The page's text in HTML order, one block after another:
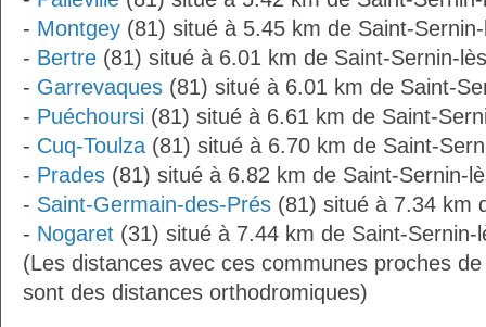
- Montgey (81) situé à 5.45 km de Saint-
- Bertre (81) situé à 6.01 km de Saint-Sernin-
- Garrevaques (81) situé à 6.01 km de Saint-
- Puéchoursi (81) situé à 6.61 km de Saint-
- Cuq-Toulza (81) situé à 6.70 km de Saint-
- Prades (81) situé à 6.82 km de Saint-Sernin-
- Saint-Germain-des-Prés (81) situé à 7.34 km
- Nogaret (31) situé à 7.44 km de Saint-Sernin-
(Les distances avec ces communes proches
sont des distances orthodromiques)